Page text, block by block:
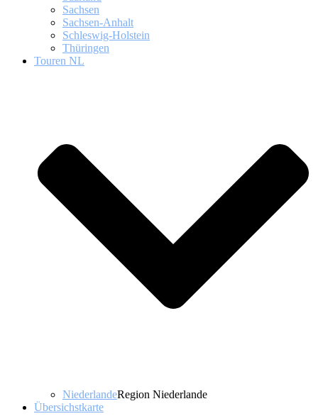
Sachsen
Sachsen-Anhalt
Schleswig-Holstein
Thüringen
Touren NL
NiederlandeRegion Niederlande
Übersichstkarte